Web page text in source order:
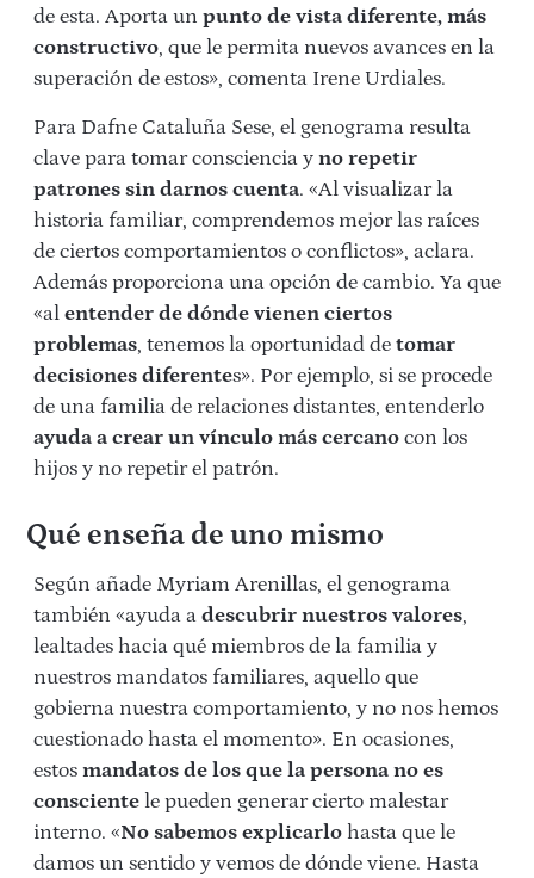
de esta. Aporta un punto de vista diferente, más
constructivo, que le permita nuevos avances en la
superación de estos», comenta Irene Urdiales.
Para Dafne Cataluña Sese, el genograma resulta
clave para tomar consciencia y no repetir
patrones sin darnos cuenta. «Al visualizar la
historia familiar, comprendemos mejor las raíces
de ciertos comportamientos o conflictos», aclara.
Además proporciona una opción de cambio. Ya que
«al entender de dónde vienen ciertos
problemas, tenemos la oportunidad de tomar
decisiones diferentes». Por ejemplo, si se procede
de una familia de relaciones distantes, entenderlo
ayuda a crear un vínculo más cercano con los
hijos y no repetir el patrón.
Qué enseña de uno mismo
Según añade Myriam Arenillas, el genograma
también «ayuda a descubrir nuestros valores,
lealtades hacia qué miembros de la familia y
nuestros mandatos familiares, aquello que
gobierna nuestra comportamiento, y no nos hemos
cuestionado hasta el momento». En ocasiones,
estos mandatos de los que la persona no es
consciente le pueden generar cierto malestar
interno. «No sabemos explicarlo hasta que le
damos un sentido y vemos de dónde viene. Hasta